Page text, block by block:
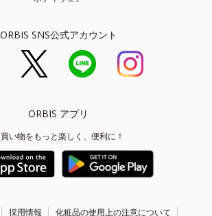
ORBIS SNS公式アカウント
ORBIS アプリ
い物をもっと楽しく、便利に！
採用情報 化粧品の使用上の注意について